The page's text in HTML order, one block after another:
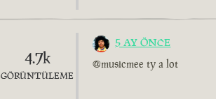
4.7k
GÖRÜNTÜLEME
5 AY ÖNCE
@musicmee ty a lot